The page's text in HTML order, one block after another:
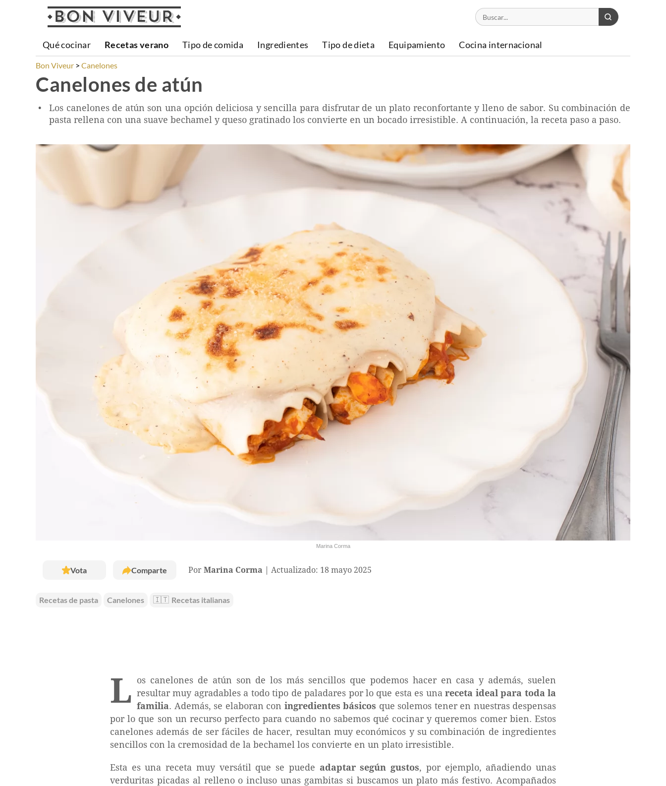
Qué cocinar Recetas verano Tipo de comida Ingredientes Tipo de dieta Equipamiento Cocina internacional
Bon Viveur Canelones
Canelones de atún
Marina Corma
Los canelones de atún son una opción deliciosa y sencilla para disfrutar de un plato reconfortante y lleno de sabor. Su combinación de
pasta rellena con una suave bechamel y queso gratinado los convierte en un bocado irresistible. A continuación, la receta paso a paso.
Vota Comparte Por Marina Corma Actualizado: 18 mayo 2025
Recetas de pasta Canelones 🇮🇹 Recetas italianas
L os canelones de atún son de los más sencillos que podemos hacer en casa y además, suelen
resultar muy agradables a todo tipo de paladares por lo que esta es unareceta ideal para toda la
familia. Además, se elaboran con ingredientes básicos que solemos tener en nuestras despensas
por lo que son un recurso perfecto para cuando no sabemos qué cocinar y queremos comer bien. Estos
canelones además de ser fáciles de hacer, resultan muy económicos y su combinación de ingredientes
sencillos con la cremosidad de la bechamel los convierte en un plato irresistible.
Esta es una receta muy versátil que se puede adaptar según gustos, por ejemplo, añadiendo unas
verduritas picadas al relleno o incluso unas gambitas si buscamos un plato más festivo. Acompañados